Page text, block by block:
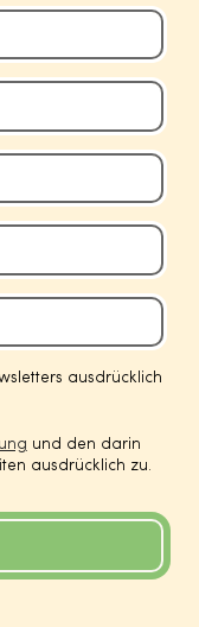
ausdrücklich
und den darin
ausdrücklich zu.